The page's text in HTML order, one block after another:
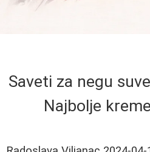
Saveti za negu
Najbolje